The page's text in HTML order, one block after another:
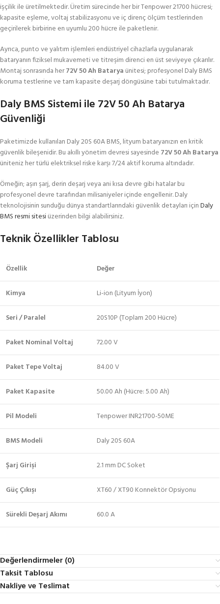
işçilik ile üretilmektedir. Üretim sürecinde her bir Tenpower 21700 hücresi;
kapasite eşleme, voltaj stabilizasyonu ve iç direnç ölçüm testlerinden
geçirilerek birbirine en uyumlu 200 hücre ile paketlenir.
Ayrıca, punto ve yalıtım işlemleri endüstriyel cihazlarla uygulanarak
bataryanın fiziksel mukavemeti ve titreşim direnci en üst seviyeye çıkarılır.
Montaj sonrasında her72V 50 Ah Batarya ünitesi; profesyonel Daly BMS
koruma testlerine ve tam kapasite deşarj döngüsüne tabi tutulmaktadır.
Daly BMS Sistemi ile 72V 50 Ah Batarya
Güvenliği
Paketimizde kullanılan Daly 20S 60A BMS, lityum bataryanızın en kritik
güvenlik bileşenidir. Bu akıllı yönetim devresi sayesinde 72V 50 Ah Batarya
üniteniz her türlü elektriksel riske karşı 7/24 aktif koruma altındadır.
Örneğin; aşırı şarj, derin deşarj veya ani kısa devre gibi hatalar bu
profesyonel devre tarafından milisaniyeler içinde engellenir. Daly
teknolojisinin sunduğu dünya standartlarındaki güvenlik detayları içinDaly
BMS resmi sitesiüzerinden bilgi alabilirsiniz.
Teknik Özellikler Tablosu
Özellik Değer
Kimya Li-ion (Lityum İyon)
Seri / Paralel 20S10P (Toplam 200 Hücre)
Paket Nominal Voltaj 72.00 V
Paket Tepe Voltaj 84.00 V
Paket Kapasite 50.00 Ah (Hücre: 5.00 Ah)
Pil Modeli Tenpower INR21700-50ME
BMS Modeli Daly 20S 60A
Şarj Girişi 2.1 mm DC Soket
Güç Çıkışı XT60 / XT90 Konnektör Opsiyonu
Sürekli Deşarj Akımı 60.0 A
Değerlendirmeler (0)
Taksit Tablosu
Nakliye ve Teslimat